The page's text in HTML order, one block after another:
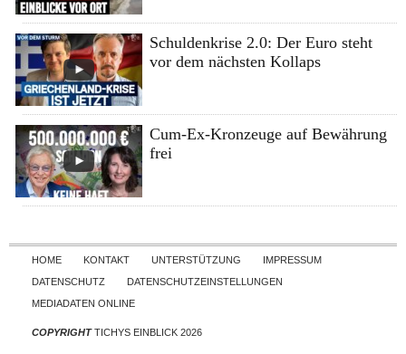
Schuldenkrise 2.0: Der Euro steht
vor dem nächsten Kollaps
Cum-Ex-Kronzeuge auf Bewährung
frei
Skip to content
HOME KONTAKT UNTERSTÜTZUNG
IMPRESSUM
DATENSCHUTZ
DATENSCHUTZEINSTELLUNGEN
MEDIADATEN ONLINE
COPYRIGHTTICHYS EINBLICK 2026